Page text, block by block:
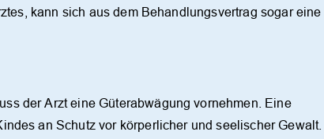
kann sich aus dem Behandlungsvertrag sogar eine
der Arzt eine Güterabwägung vornehmen. Eine
an Schutz vor körperlicher und seelischer Gewalt.